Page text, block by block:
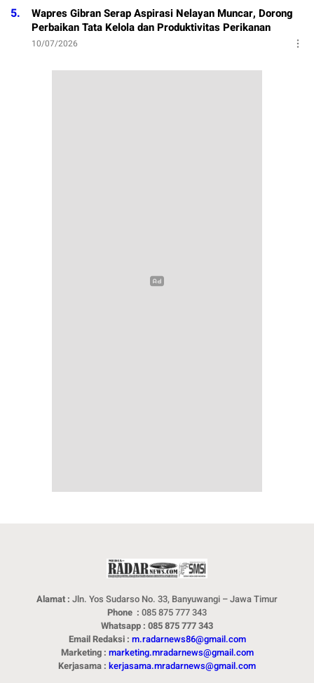
5.
Wapres Gibran Serap Aspirasi Nelayan Muncar, Dorong
Perbaikan Tata Kelola dan Produktivitas Perikanan
10/07/2026
Alamat : Jln. Yos Sudarso No. 33, Banyuwangi – Jawa Timur
Phone : 085 875 777 343
Whatsapp : 085 875 777 343
Email Redaksi : m.radarnews86@gmail.com
Marketing : marketing.mradarnews@gmail.com
Kerjasama : kerjasama.mradarnews@gmail.com